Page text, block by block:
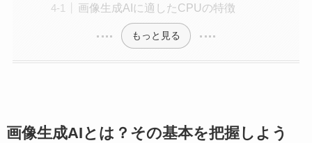
画像生成AIに適したCPUの特徴
もっと見る
画像生成AIとは？その基本を把握しよう